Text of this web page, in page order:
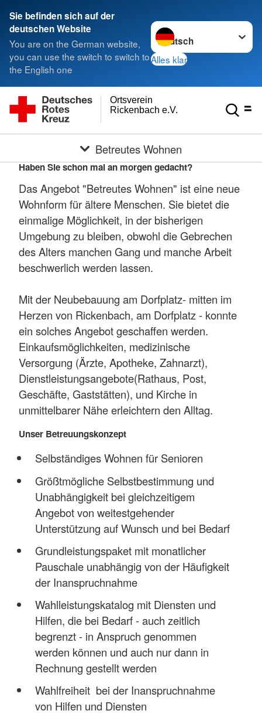
Sie befinden sich auf der
deutschen Website
You are on the German website,
you can use the switch to switch to
the English one
Sprache wechseln zu
Alles klar
Rickenbach e.V.
Ortsverein
Betreutes Wohnen
Haben Sie schon mal an morgen gedacht?
Das Angebot "Betreutes Wohnen" ist eine neue
Wohnform für ältere Menschen. Sie bietet die
einmalige Möglichkeit, in der bisherigen
Umgebung zu bleiben, obwohl die Gebrechen
des Alters manchen Gang und manche Arbeit
beschwerlich werden lassen.
Mit der Neubebauung am Dorfplatz- mitten im
Herzen von Rickenbach, am Dorfplatz - konnte
ein solches Angebot geschaffen werden.
Einkaufsmöglichkeiten, medizinische
Versorgung (Ärzte, Apotheke, Zahnarzt),
Dienstleistungsangebote(Rathaus, Post,
Geschäfte, Gaststätten), und Kirche in
unmittelbarer Nähe erleichtern den Alltag.
Unser Betreuungskonzept
Selbständiges Wohnen für Senioren
Größtmögliche Selbstbestimmung und
Unabhängigkeit bei gleichzeitigem
Angebot von weitestgehender
Unterstützung auf Wunsch und bei Bedarf
Grundleistungspaket mit monatlicher
Pauschale unabhängig von der Häufigkeit
der Inanspruchnahme
Wahlleistungskatalog mit Diensten und
Hilfen, die bei Bedarf - auch zeitlich
begrenzt - in Anspruch genommen
werden können und auch nur dann in
Rechnung gestellt werden
Wahlfreiheit bei der Inanspruchnahme
von Hilfen und Diensten